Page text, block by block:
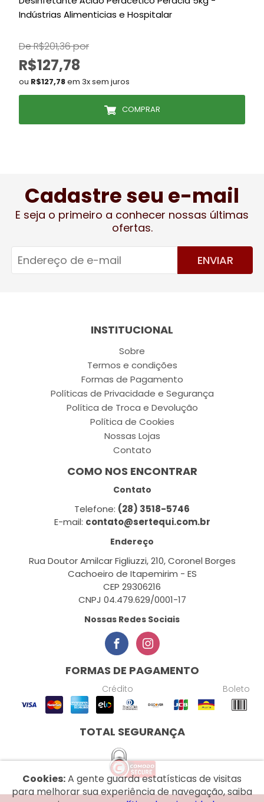
Indústrias Alimenticias e Hospitalar
De R$201,36 por
R$127,78
ou R$127,78em 3x sem juros
COMPRAR
Cadastre seu e-mail
E seja o primeiro a conhecer nossas últimas
ofertas.
ENVIAR
INSTITUCIONAL
Sobre
Termos e condições
Formas de Pagamento
Políticas de Privacidade e Segurança
Política de Troca e Devolução
Política de Cookies
Nossas Lojas
Contato
COMO NOS ENCONTRAR
Contato
Telefone: (28) 3518-5746
E-mail: contato@sertequi.com.br
Endereço
Rua Doutor Amilcar Figliuzzi, 210, Coronel Borges
Cachoeiro de Itapemirim - ES
CEP 29306216
CNPJ 04.479.629/0001-17
Nossas Redes Sociais
FORMAS DE PAGAMENTO
Crédito Boleto
TOTAL SEGURANÇA
Cookies:A gente guarda estatísticas de visitas
para melhorar sua experiência de navegação, saiba